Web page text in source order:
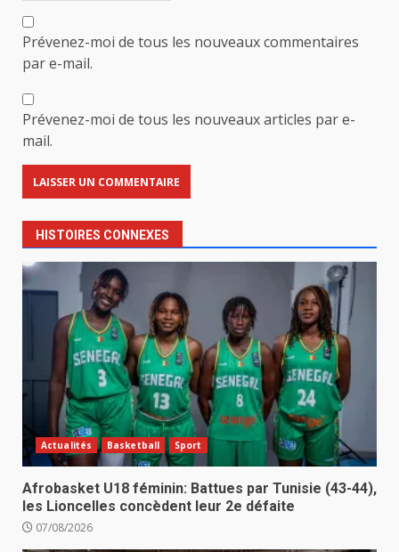
Prévenez-moi de tous les nouveaux commentaires
par e-mail.
Prévenez-moi de tous les nouveaux articles par e-
mail.
HISTOIRES CONNEXES
Actualités Basketball Sport
Afrobasket U18 féminin: Battues par Tunisie (43-44),
les Lioncelles concèdent leur 2e défaite
07/08/2026